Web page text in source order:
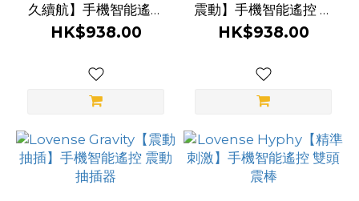
Erocome
(10)
Monster
Pub (10)
看
更
多
久續航】手機智能遙控
強力AV按摩棒
HK$938.00
震動】手機智能遙控 旋
轉式按摩棒
HK$938.00